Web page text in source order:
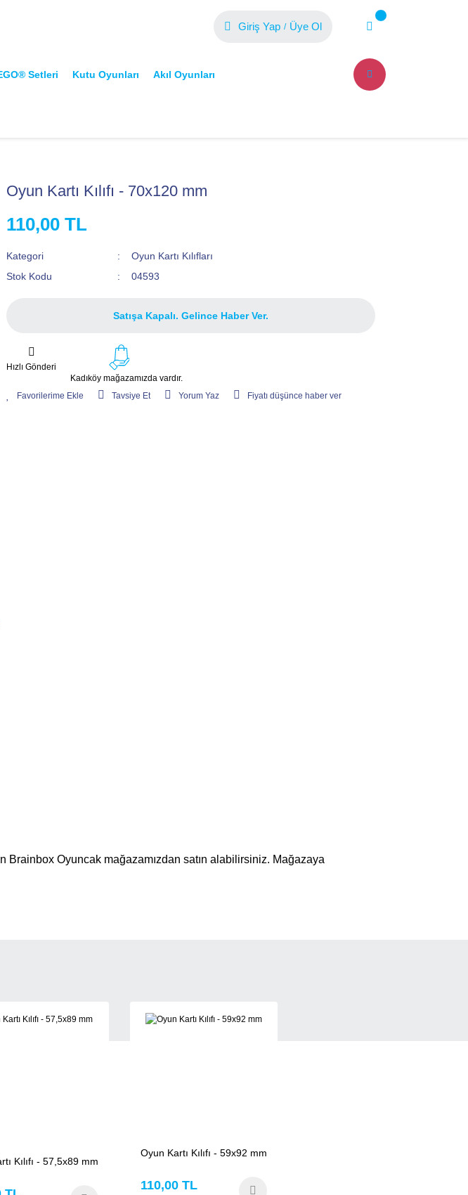
Giriş Yap / Üye Ol
Setleri Kutu Oyunları Akıl Oyunları
Oyun Kartı Kılıfı - 70x120 mm
110,00 TL
Kategori
Oyun Kartı Kılıfları
Stok Kodu
04593
Satışa Kapalı. Gelince Haber Ver.
Hızlı Gönderi
Kadıköy mağazamızda vardır.
Tavsiye Et
Yorum Yaz Fiyatı düşünce haber ver
Oyuncak mağazamızdan satın alabilirsiniz. Mağazaya
Kılıfı - 57,5x89 mm
Oyun Kartı Kılıfı - 59x92 mm
110,00 TL